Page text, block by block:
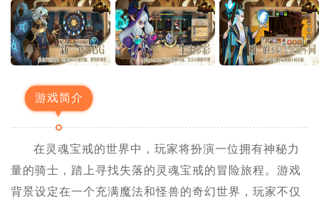
游戏简介
在灵魂宝戒的世界中，玩家将扮演一位拥有神秘力
量的骑士，踏上寻找失落的灵魂宝戒的冒险旅程。游戏
背景设定在一个充满魔法和怪兽的奇幻世界，玩家不仅